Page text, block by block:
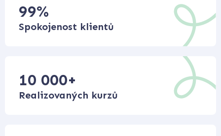
99%
Spokojenost klientů
10 000+
Realizovaných kurzů